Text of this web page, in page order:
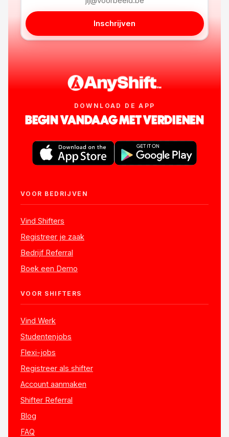
Inschrijven
DOWNLOAD DE APP
BEGIN VANDAAG MET VERDIENEN
VOOR BEDRIJVEN
Vind Shifters
Registreer je zaak
Bedrijf Referral
Boek een Demo
VOOR SHIFTERS
Vind Werk
Studentenjobs
Flexi-jobs
Registreer als shifter
Account aanmaken
Shifter Referral
Blog
FAQ